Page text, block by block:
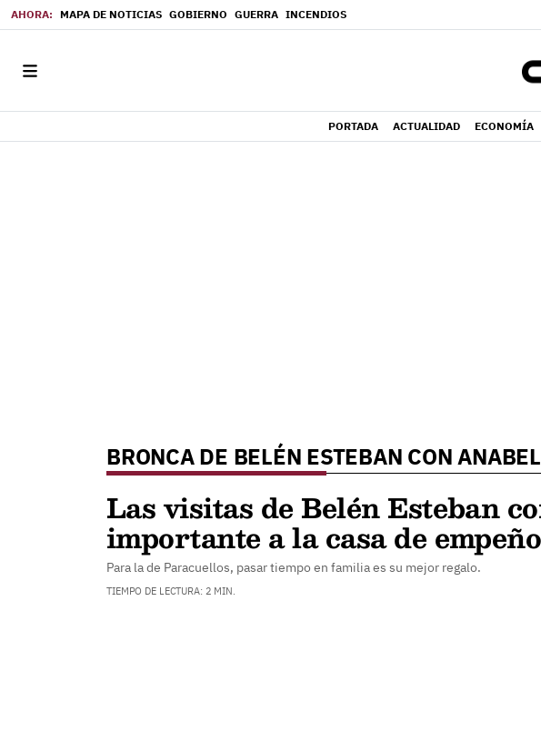
MAPA DE NOTICIAS GOBIERNO GUERRA INCENDIOS
PORTADA ACTUALIDAD ECONOMÍA
BRONCA DE BELÉN ESTEBAN CON
Las visitas de Belén Esteban
importante a la casa de
Para la de Paracuellos, pasar tiempo en familia es su mejor regalo.
TIEMPO DE LECTURA: 2 MIN.